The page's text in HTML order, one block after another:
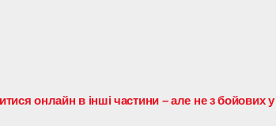
онлайн в інші частини – але не з бойових у